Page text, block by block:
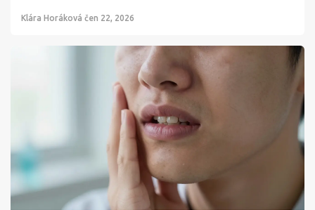
Klára Horáková čen 22, 2026